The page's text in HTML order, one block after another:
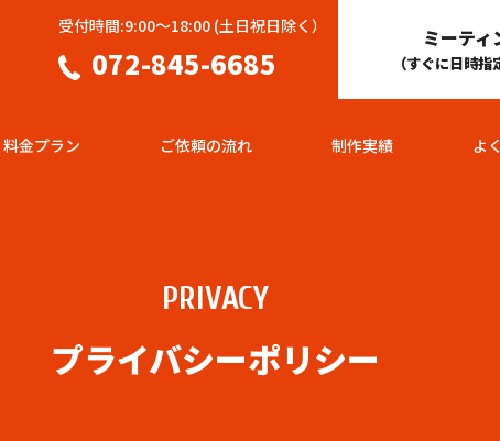
受付時間:9:00～18:00 (土日祝日除く）
072-845-6685
ミーティ
（すぐに日時指
料金プラン ご依頼の流れ 制作実績 よ
PRIVACY
プライバシーポリシー